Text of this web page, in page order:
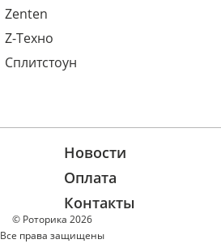
Zenten
Z-Техно
Сплитстоун
© Роторика 2026
Все права защищены
Новости
Оплата
Контакты